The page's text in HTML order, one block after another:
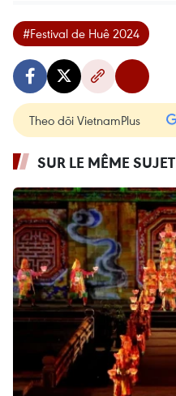
#Festival de Huê 2024
Theo dõi VietnamPlus
SUR LE MÊME SUJET